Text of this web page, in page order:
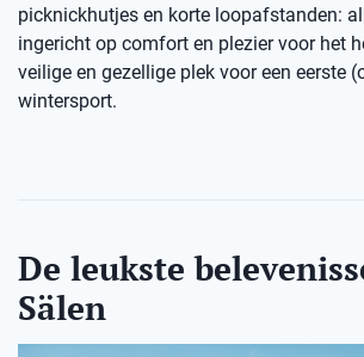
picknickhutjes en korte loopafstanden:
ingericht op comfort en plezier voor het
veilige en gezellige plek voor een eerste
wintersport.
De leukste
Sälen